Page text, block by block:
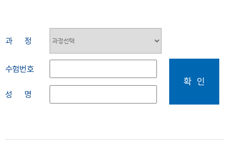
과 정
수험번호
성 명
확 인